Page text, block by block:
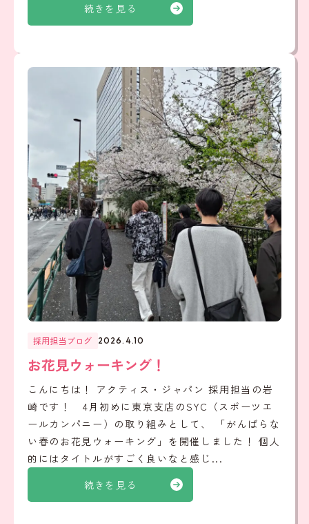
続きを見る
続きを見る
採用担当ブログ 2026.4.10
お花見ウォーキング！
こんにちは！ アクティス・ジャパン 採用担当の岩
崎です！ 4月初めに東京支店のSYC（スポーツエ
ールカンパニー）の取り組みとして、 「がんばらな
い春のお花見ウォーキング」を開催しました！ 個人
的にはタイトルがすごく良いなと感じ...